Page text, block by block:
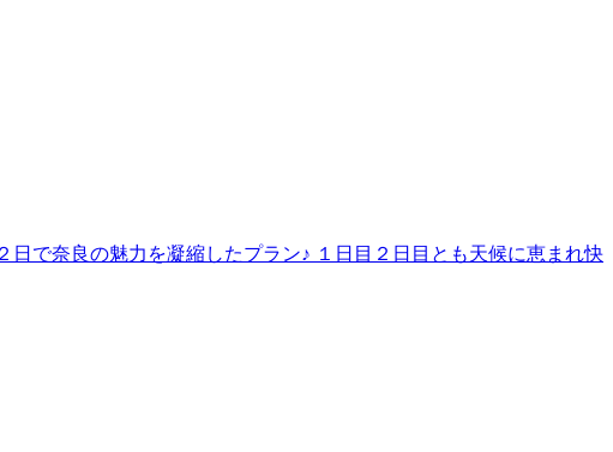
で奈良の魅力を凝縮したプラン♪ １日目２日目とも天候に恵まれ快